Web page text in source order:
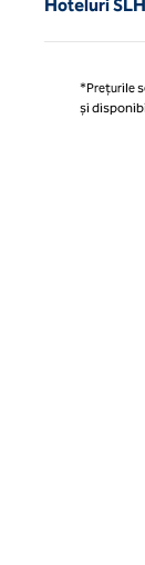
Hoteluri
*Prețurile
și